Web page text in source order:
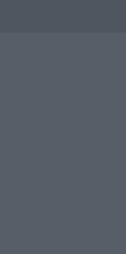
ce l'ha fatta